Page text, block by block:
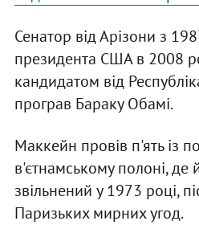
Сенатор від Арізони з
президента США в 2008
кандидатом від
програв Бараку Обамі.
Маккейн провів п'ять із
в'єтнамському полоні, де
звільнений у 1973 році,
Паризьких мирних угод.